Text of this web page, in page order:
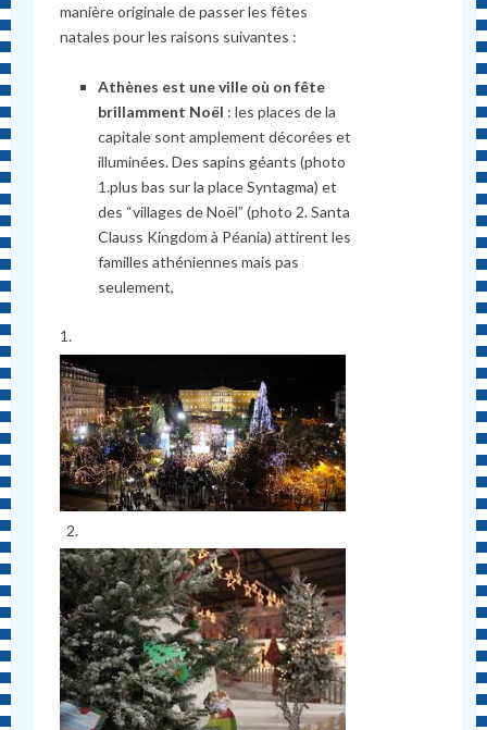
manière originale de passer les fêtes
natales pour les raisons suivantes :
Athènes est une ville où on fête
brillamment Noël : les places de la
capitale sont amplement décorées et
illuminées. Des sapins géants (photo
1.plus bas sur la place Syntagma) et
des “villages de Noël” (photo 2. Santa
Clauss Kingdom à Péania) attirent les
familles athéniennes mais pas
seulement,
1.
2.